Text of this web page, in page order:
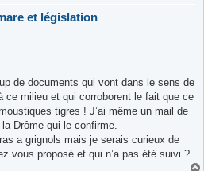
et législation
de documents qui vont dans le sens de
ce milieu et qui corroborent le fait que ce
tigres ! J’ai même un mail de
Drôme qui le confirme.
a grignols mais je serais curieux de
vous proposé et qui n’a pas été suivi ?